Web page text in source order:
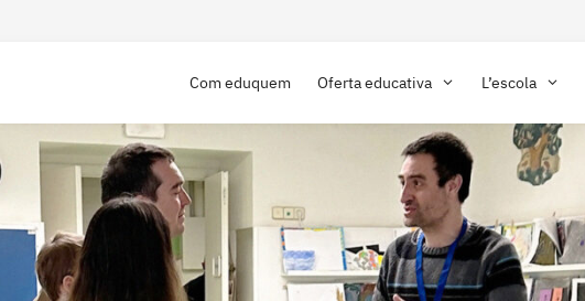
Com eduquem Oferta educativa L’escola